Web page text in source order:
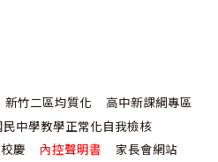
新竹二區均質化
高中新課綱專區
民中學教學正常化自我檢核
慶 內控聲明書
家長會網站